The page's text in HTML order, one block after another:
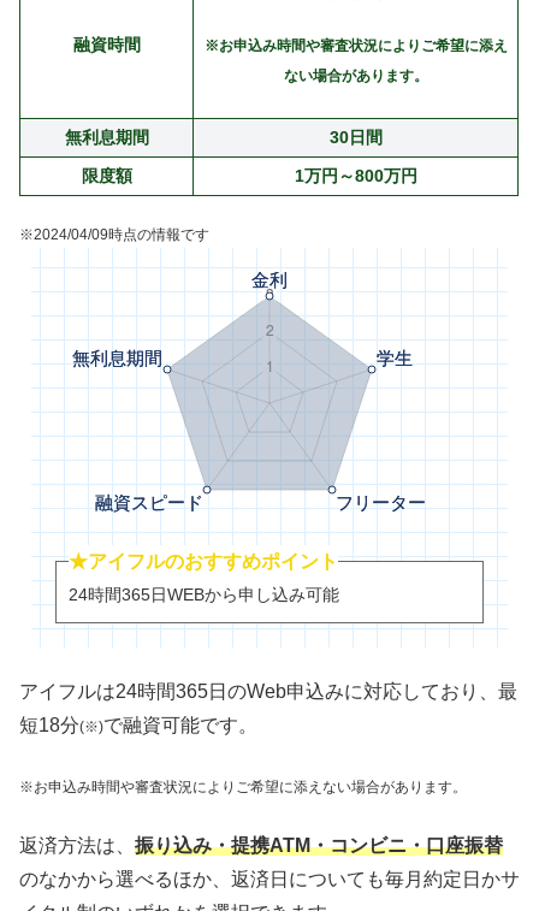
融資時間
※お申込み時間や審査状況によりご希望に添え
ない場合があります。
無利息期間
30日間
限度額
1万円～800万円
※2024/04/09時点の情報です
★アイフルのおすすめポイント
24時間365日WEBから申し込み可能
アイフルは24時間365日のWeb申込みに対応しており、最
短18分(※)で融資可能です。
※お申込み時間や審査状況によりご希望に添えない場合があります。
返済方法は、 振り込み・提携ATM・コンビニ・口座振替
のなかから選べるほか、返済日についても毎月約定日かサ